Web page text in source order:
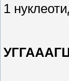
1
УГГААА